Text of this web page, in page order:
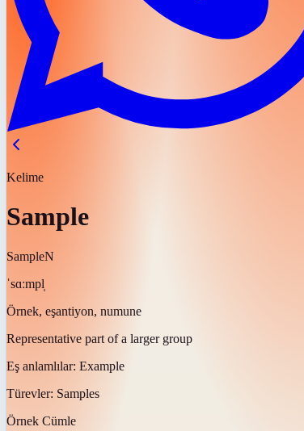
Kelime
Sample
SampleN
ˈsɑːmpl̩
Örnek, eşantiyon, numune
Representative part of a larger group
Eş anlamlılar: Example
Türevler: Samples
Örnek Cümle